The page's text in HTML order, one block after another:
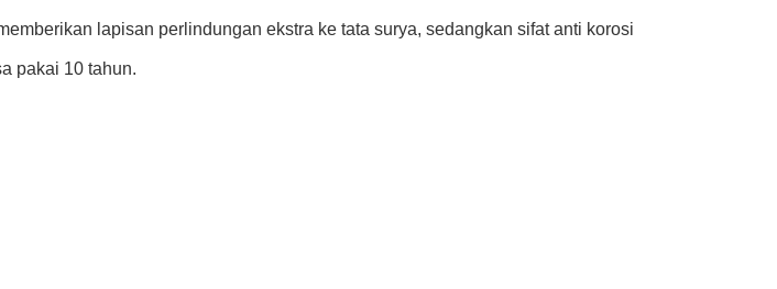
lapisan perlindungan ekstra ke tata surya, sedangkan sifat anti korosi
pakai 10 tahun.